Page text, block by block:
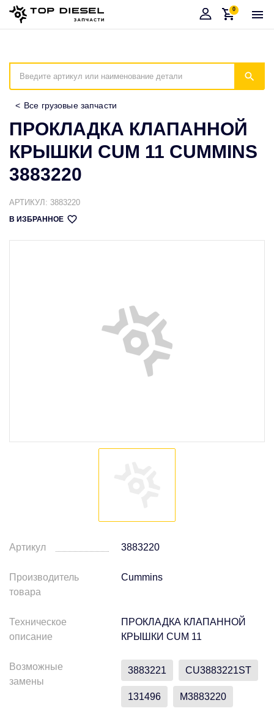
Корзина
0
Все грузовые запчасти
ПРОКЛАДКА КЛАПАННОЙ
КРЫШКИ CUM 11 CUMMINS
3883220
АРТИКУЛ: 3883220
В ИЗБРАННОЕ
Артикул 3883220
Производитель
товара
Cummins
Техническое
описание
ПРОКЛАДКА КЛАПАННОЙ
КРЫШКИ CUM 11
Возможные
замены
3883221 CU3883221ST
131496 M3883220